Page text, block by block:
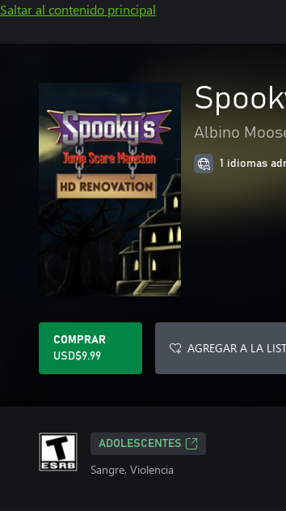
Saltar al contenido principal
Albino
1 idiomas
COMPRAR
USD$9.99
AGREGAR A LA
ADOLESCENTES
Sangre, Violencia